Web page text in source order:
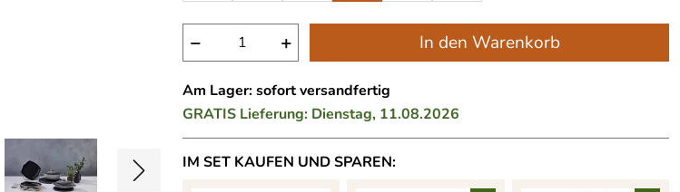
− + In den Warenkorb
Am Lager: sofort versandfertig
GRATIS Lieferung: Dienstag, 11.08.2026
IM SET KAUFEN UND SPAREN: